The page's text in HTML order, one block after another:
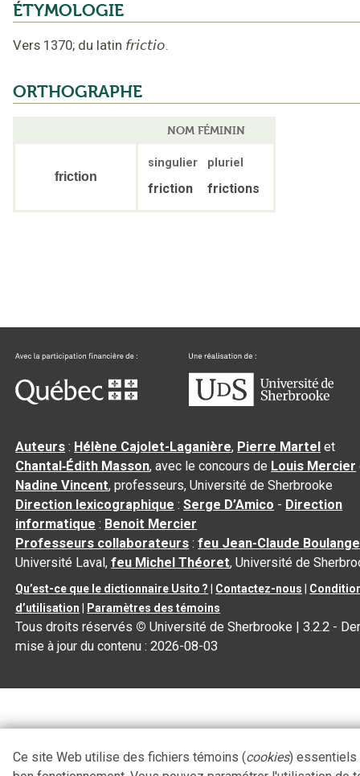
ÉTYMOLOGIE
Vers 1370; du latin frictio.
ORTHOGRAPHE
NOM FÉMININ
friction
singulier pluriel
friction frictions
Auteurs : Hélène Cajolet-Laganière, Pierre Martel et
Chantal‑Édith Masson, avec le concours de Louis Mercier
Nadine Vincent, professeurs, Université de Sherbrooke
Direction lexicographique :Serge D’Amico - Direction
informatique : Benoit Mercier
Professeurs collaborateurs :feu Jean-Claude
Université Laval,feu Michel Théoret, Université de
Qu’est-ce que le dictionnaire Usito ? Contactez-nous
d’utilisation
Paramètres des témoins
Tous droits réservés © Université de Sherbrooke |3.2.2 -
mise à jour du contenu :2026-08-03
Ce site Web utilise des fichiers témoins (cookies) essentiels